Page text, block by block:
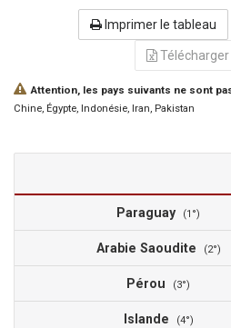
Imprimer le tableau
Télécharger
Attention, les pays suivants ne sont
Chine, Égypte, Indonésie, Iran, Pakistan
Paraguay (1°)
Arabie Saoudite (2°)
Pérou (3°)
Islande (4°)